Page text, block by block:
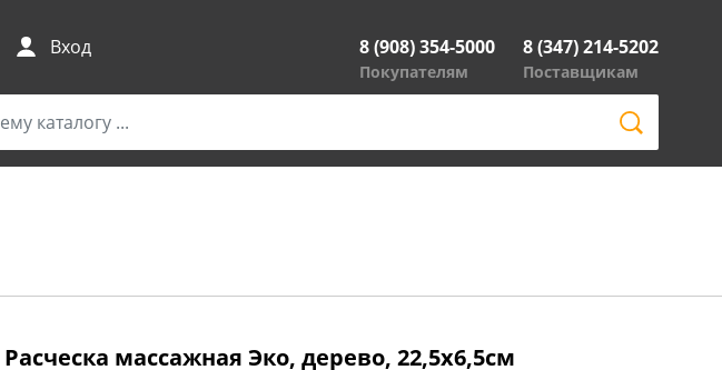
Вход 8 (908) 354-5000
Покупателям
8 (347) 214-5202
Поставщикам
Расческа массажная Эко, дерево, 22,5х6,5см